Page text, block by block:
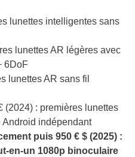
lunettes intelligentes sans
lunettes AR légères avec
6DoF
lunettes AR sans fil
(2024) : premières lunettes
Android indépendant
puis 950 € $ (2025) :
en-un 1080p binoculaire